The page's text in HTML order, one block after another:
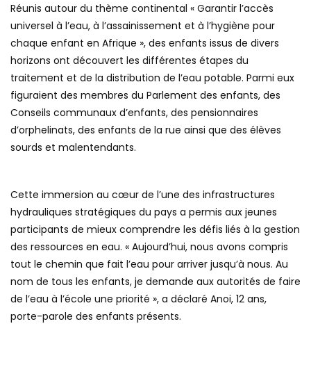
Réunis autour du thème continental « Garantir l’accès
universel à l’eau, à l’assainissement et à l’hygiène pour
chaque enfant en Afrique », des enfants issus de divers
horizons ont découvert les différentes étapes du
traitement et de la distribution de l’eau potable. Parmi eux
figuraient des membres du Parlement des enfants, des
Conseils communaux d’enfants, des pensionnaires
d’orphelinats, des enfants de la rue ainsi que des élèves
sourds et malentendants.
Cette immersion au cœur de l’une des infrastructures
hydrauliques stratégiques du pays a permis aux jeunes
participants de mieux comprendre les défis liés à la gestion
des ressources en eau. « Aujourd’hui, nous avons compris
tout le chemin que fait l’eau pour arriver jusqu’à nous. Au
nom de tous les enfants, je demande aux autorités de faire
de l’eau à l’école une priorité », a déclaré Anoi, 12 ans,
porte-parole des enfants présents.